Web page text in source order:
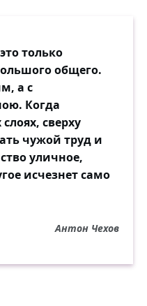
только
общего.
а с
Когда
сверху
чужой труд и
уличное,
исчезнет само
Антон Чехов